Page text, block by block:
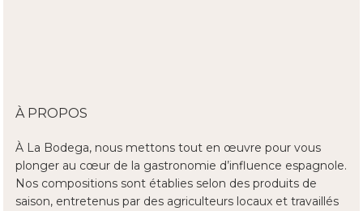
À PROPOS
À La Bodega, nous mettons tout en œuvre pour vous
plonger au cœur de la gastronomie d’influence espagnole.
Nos compositions sont établies selon des produits de
saison, entretenus par des agriculteurs locaux et travaillés